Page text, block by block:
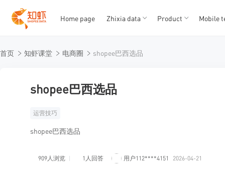
12345
Home page Zhixia data Product Mobile
首页 知虾课堂 电商圈 shopee巴西选品
shopee巴西选品
运营技巧
shopee巴西选品
909人浏览 1人回答 用户112****4151 2026-04-21